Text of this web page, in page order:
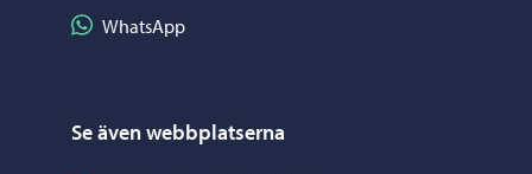
Dela på WhatsApp
WhatsApp
Se även webbplatserna